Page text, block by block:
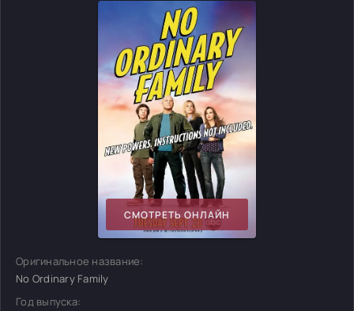
СМОТРЕТЬ ОНЛАЙН
Оригинальное название:
No Ordinary Family
Год выпуска: